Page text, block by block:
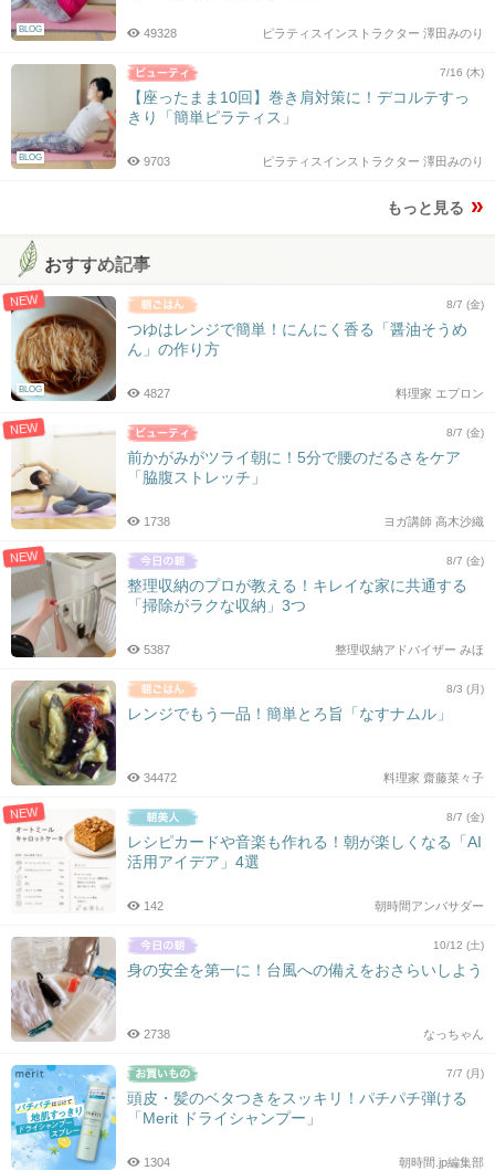
BLOG ピラティスインストラクター 澤田みのり
49328
BLOG
7/16 (木)
【座ったまま10回】巻き肩対策に！デコルテすっ
きり「簡単ピラティス」
ピラティスインストラクター 澤田みのり
9703
もっと見る
おすすめ記事
NEW
BLOG
8/7 (金)
つゆはレンジで簡単！にんにく香る「醤油そうめ
ん」の作り方
料理家 エプロン
4827
NEW 8/7 (金)
前かがみがツライ朝に！5分で腰のだるさをケア
「脇腹ストレッチ」
ヨガ講師 高木沙織
1738
NEW 8/7 (金)
整理収納のプロが教える！キレイな家に共通する
「掃除がラクな収納」3つ
整理収納アドバイザー みほ
5387
8/3 (月)
レンジでもう一品！簡単とろ旨「なすナムル」
料理家 齋藤菜々子
34472
NEW 8/7 (金)
レシピカードや音楽も作れる！朝が楽しくなる「AI
活用アイデア」4選
朝時間アンバサダー
142
10/12 (土)
身の安全を第一に！台風への備えをおさらいしよう
なっちゃん
2738
7/7 (月)
頭皮・髪のベタつきをスッキリ！パチパチ弾ける
「Merit ドライシャンプー」
朝時間.jp編集部
1304